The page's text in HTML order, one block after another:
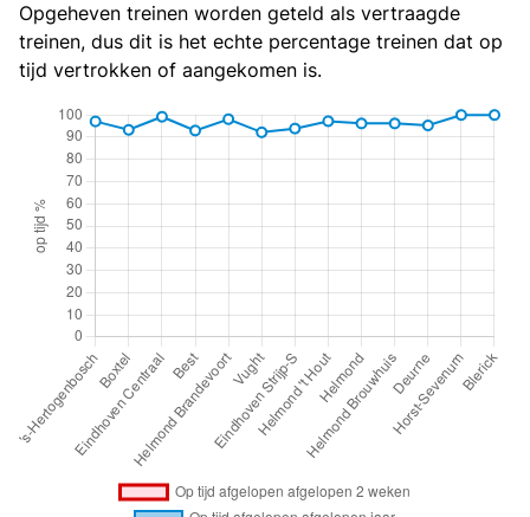
Opgeheven treinen worden geteld als vertraagde
treinen, dus dit is het echte percentage treinen dat op
tijd vertrokken of aangekomen is.